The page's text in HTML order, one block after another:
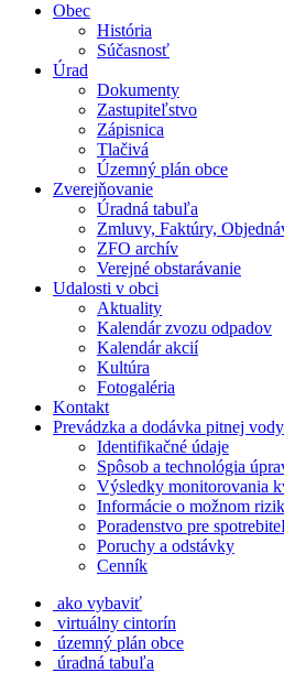
Obec
História
Súčasnosť
Úrad
Dokumenty
Zastupiteľstvo
Zápisnica
Tlačivá
Územný plán obce
Zverejňovanie
Úradná tabuľa
Zmluvy, Faktúry,
ZFO archív
Verejné obstarávanie
Udalosti v obci
Aktuality
Kalendár zvozu odpadov
Kalendár akcií
Kultúra
Fotogaléria
Kontakt
Prevádzka a dodávka pitnej vody
Identifikačné údaje
Spôsob a technológia
Výsledky monitorovania
Informácie o možnom
Poradenstvo pre
Poruchy a odstávky
Cenník
ako vybaviť
virtuálny cintorín
územný plán obce
úradná tabuľa